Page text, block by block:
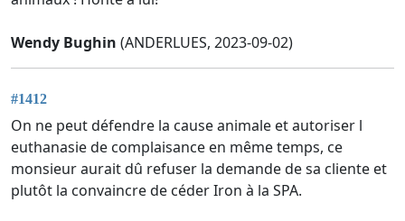
Wendy Bughin (ANDERLUES, 2023-09-02)
#1412
On ne peut défendre la cause animale et autoriser l
euthanasie de complaisance en même temps, ce
monsieur aurait dû refuser la demande de sa cliente et
plutôt la convaincre de céder Iron à la SPA.